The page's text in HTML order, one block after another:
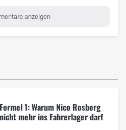
anzeigen
Formel 1: Warum Nico Rosberg
nicht mehr ins Fahrerlager darf